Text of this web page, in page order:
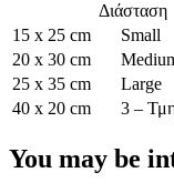
Διάσταση
15 x 25 cm
Small
20 x 30 cm
25 x 35 cm
Large
40 x 20 cm
3 –
You may be